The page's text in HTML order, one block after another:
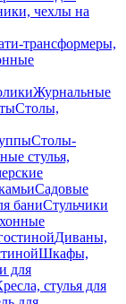
чехлы на
трансформеры,
Журнальные
Столы,
Столы-
стулья,
Садовые
баниСтульчики
Диваны,
Шкафы,
для
стулья для